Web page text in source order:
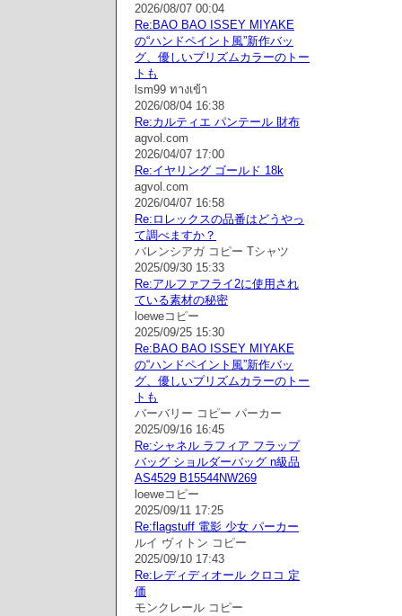
2026/08/07 00:04
Re:BAO BAO ISSEY MIYAKE
の“ハンドペイント風”新作バッ
グ、優しいプリズムカラーのトー
トも
lsm99 ทางเข้า
2026/08/04 16:38
Re:カルティエ パンテール 財布
agvol.com
2026/04/07 17:00
Re:イヤリング ゴールド 18k
agvol.com
2026/04/07 16:58
Re:ロレックスの品番はどうやっ
て調べますか？
バレンシアガ コピー Tシャツ
2025/09/30 15:33
Re:アルファフライ2に使用され
ている素材の秘密
loeweコピー
2025/09/25 15:30
Re:BAO BAO ISSEY MIYAKE
の“ハンドペイント風”新作バッ
グ、優しいプリズムカラーのトー
トも
バーバリー コピー パーカー
2025/09/16 16:45
Re:シャネル ラフィア フラップ
バッグ ショルダーバッグ n級品
AS4529 B15544NW269
loeweコピー
2025/09/11 17:25
Re:flagstuff 電影 少女 パーカー
ルイ ヴィトン コピー
2025/09/10 17:43
Re:レディディオール クロコ 定
価
モンクレール コピー